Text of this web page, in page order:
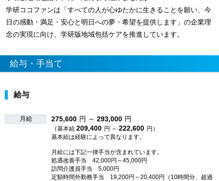
学研ココファンは「すべての人が心ゆたかに生きることを願い、今
日の感動・満足・安心と明日への夢・希望を提供します」の企業理
念の実現に向け、学研版地域包括ケアを推進しています。
給与・手当て
給与
月給 275,600 円 ～ 293,000 円
（基本給 209,400 円 ～ 222,600 円）
基本給は経験によって異なります。
月給には下記一律手当が含まれています。
処遇改善手当 42,000円～45,000円
訪問介護員手当 5,000円
定額時間外勤務手当 19,200円～20,400円（10時間分、超過